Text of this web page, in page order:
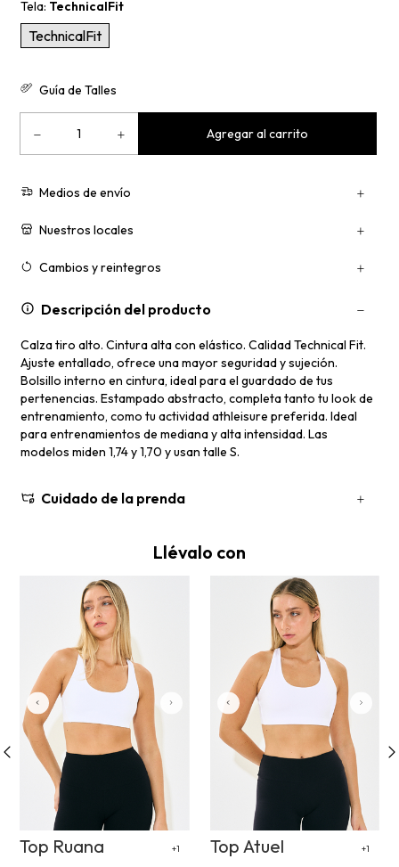
Tela: TechnicalFit
TechnicalFit
Guía de Talles
Medios de envío
Nuestros locales
Cambios y reintegros
Descripción del producto
Calza tiro alto. Cintura alta con elástico. Calidad Technical Fit.
Ajuste entallado, ofrece una mayor seguridad y sujeción.
Bolsillo interno en cintura, ideal para el guardado de tus
pertenencias. Estampado abstracto, completa tanto tu look de
entrenamiento, como tu actividad athleisure preferida. Ideal
para entrenamientos de mediana y alta intensidad. Las
modelos miden 1,74 y 1,70 y usan talle S.
Cuidado de la prenda
Llévalo con
Top Ruana +1 Top Atuel +1